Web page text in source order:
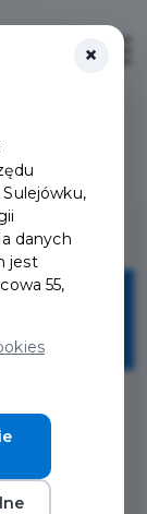
×
danych
jest
55,